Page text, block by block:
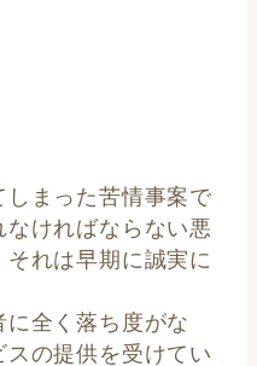
まった苦情事案で
ければならない悪
れは早期に誠実に
全く落ち度がな
スの提供を受けてい